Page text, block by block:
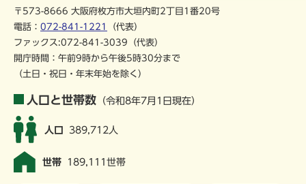
〒573-8666 大阪府枚方市大垣内町2丁目1番20号
電話： 072-841-1221
（代表）
ファックス:072-841-3039（代表）
開庁時間：午前9時から午後5時30分まで
（土日・祝日・年末年始を除く）
人口と世帯数 （令和8年7月1日現在）
人口 389,712人
世帯 189,111世帯